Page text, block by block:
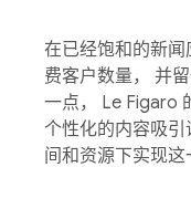
在已经饱和的新
费客户数量， 并
一点， Le Figaro
个性化的内容吸
间和资源下实现这